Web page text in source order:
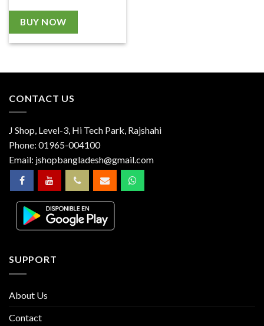
4,070.00৳ .
BUY NOW
CONTACT US
J Shop, Level-3, Hi Tech Park, Rajshahi
Phone: 01965-004100
Email: jshopbangladesh@gmail.com
SUPPORT
About Us
Contact